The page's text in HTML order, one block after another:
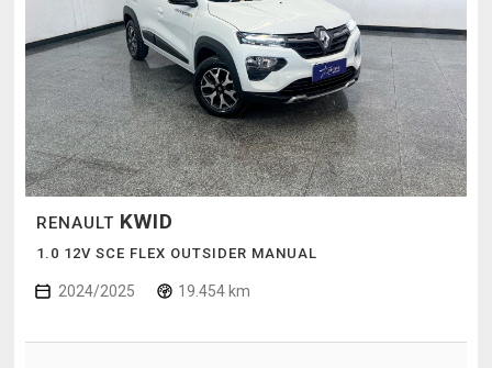
RENAULT KWID
1.0 12V SCE FLEX OUTSIDER MANUAL
2024/2025 19.454 km